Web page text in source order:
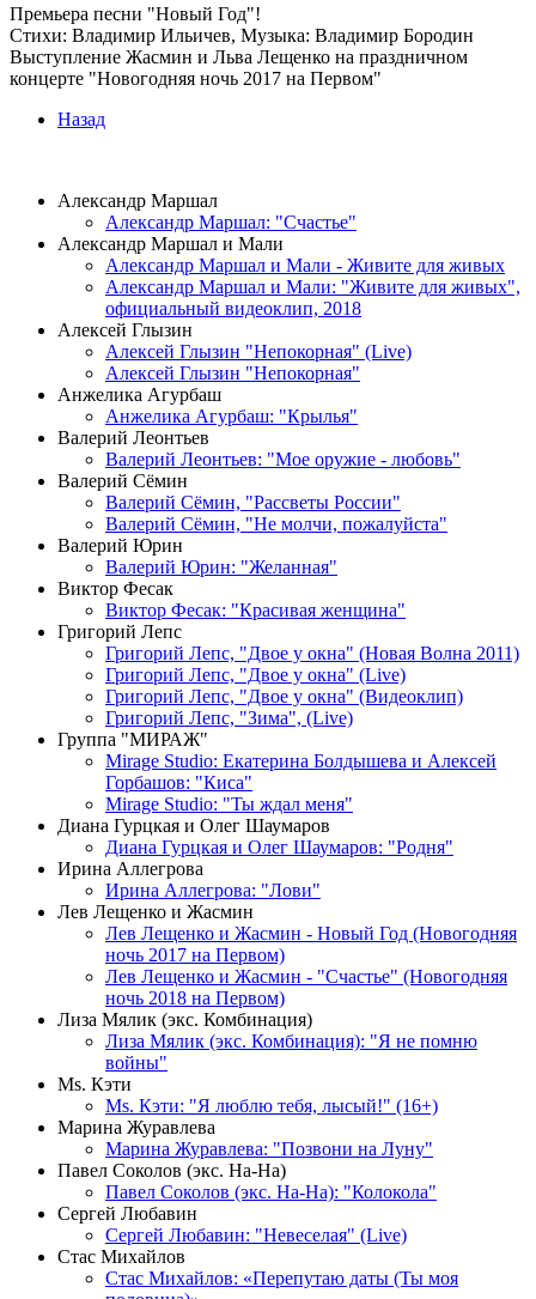
Премьера песни "Новый Год"!
Стихи: Владимир Ильичев, Музыка: Владимир Бородин
Выступление Жасмин и Льва Лещенко на праздничном
концерте "Новогодняя ночь 2017 на Первом"
Назад
Александр Маршал
Александр Маршал: "Счастье"
Александр Маршал и Мали
Александр Маршал и Мали - Живите для живых
Александр Маршал и Мали: "Живите для живых",
официальный видеоклип, 2018
Алексей Глызин
Алексей Глызин "Непокорная" (Live)
Алексей Глызин "Непокорная"
Анжелика Агурбаш
Анжелика Агурбаш: "Крылья"
Валерий Леонтьев
Валерий Леонтьев: "Мое оружие - любовь"
Валерий Сёмин
Валерий Сёмин, "Рассветы России"
Валерий Сёмин, "Не молчи, пожалуйста"
Валерий Юрин
Валерий Юрин: "Желанная"
Виктор Фесак
Виктор Фесак: "Красивая женщина"
Григорий Лепс
Григорий Лепс, "Двое у окна" (Новая Волна 2011)
Григорий Лепс, "Двое у окна" (Live)
Григорий Лепс, "Двое у окна" (Видеоклип)
Григорий Лепс, "Зима", (Live)
Группа "МИРАЖ"
Mirage Studio: Екатерина Болдышева и Алексей
Горбашов: "Киса"
Mirage Studio: "Ты ждал меня"
Диана Гурцкая и Олег Шаумаров
Диана Гурцкая и Олег Шаумаров: "Родня"
Ирина Аллегрова
Ирина Аллегрова: "Лови"
Лев Лещенко и Жасмин
Лев Лещенко и Жасмин - Новый Год (Новогодняя
ночь 2017 на Первом)
Лев Лещенко и Жасмин - "Счастье" (Новогодняя
ночь 2018 на Первом)
Лиза Мялик (экс. Комбинация)
Лиза Мялик (экс. Комбинация): "Я не помню
войны"
Мs. Кэти
Ms. Кэти: "Я люблю тебя, лысый!" (16+)
Марина Журавлева
Марина Журавлева: "Позвони на Луну"
Павел Соколов (экс. На-На)
Павел Соколов (экс. На-На): "Колокола"
Сергей Любавин
Сергей Любавин: "Невеселая" (Live)
Стас Михайлов
Стас Михайлов: «Перепутаю даты (Ты моя